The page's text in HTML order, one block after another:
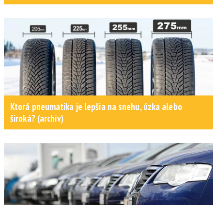
Ktorá pneumatika je lepšia na snehu, úzka alebo
široká? (archív)